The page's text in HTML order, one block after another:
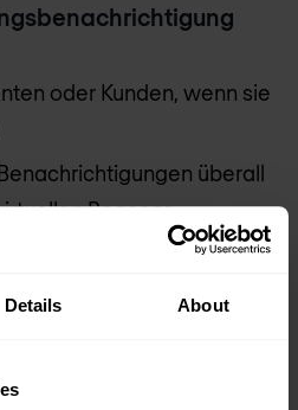
Details About
oder Kunden, wenn sie
überall
Beacons
kontextbezogene
via SDK